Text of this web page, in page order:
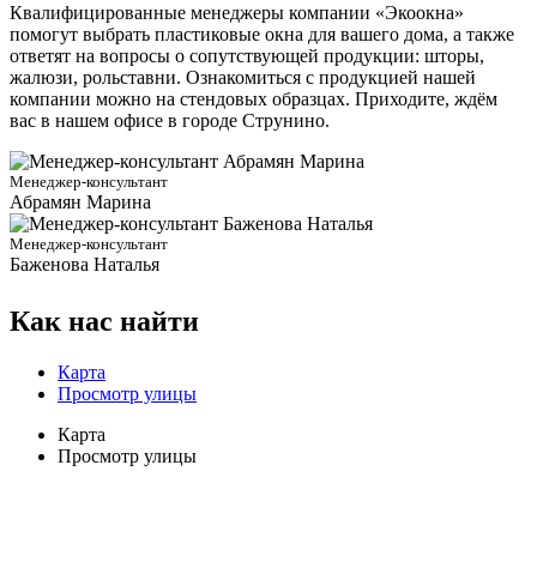
Квалифицированные менеджеры компании «Экоокна»
помогут выбрать пластиковые окна для вашего дома, а также
ответят на вопросы о сопутствующей продукции: шторы,
жалюзи, рольставни. Ознакомиться с продукцией нашей
компании можно на стендовых образцах. Приходите, ждём
вас в нашем офисе в городе Струнино.
Менеджер-консультант
Абрамян Марина
Менеджер-консультант
Баженова Наталья
Как нас найти
Карта
Просмотр улицы
Карта
Просмотр улицы